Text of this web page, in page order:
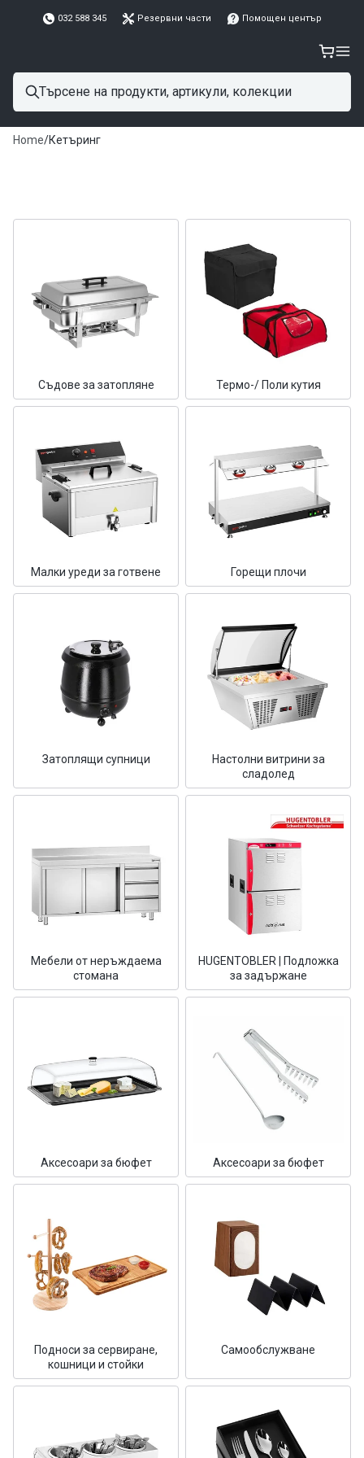
032 588 345 Резервни части Помощен център
Home/Кетъринг
Съдове за затопляне Термо-/ Поли кутия
Малки уреди за готвене Горещи плочи
Затоплящи супници
Настолни витрини за
сладолед
Мебели от неръждаема
стомана
HUGENTOBLER | Подложка
за задържане
Аксесоари за бюфет Аксесоари за бюфет
Подноси за сервиране,
кошници и стойки
Самообслужване